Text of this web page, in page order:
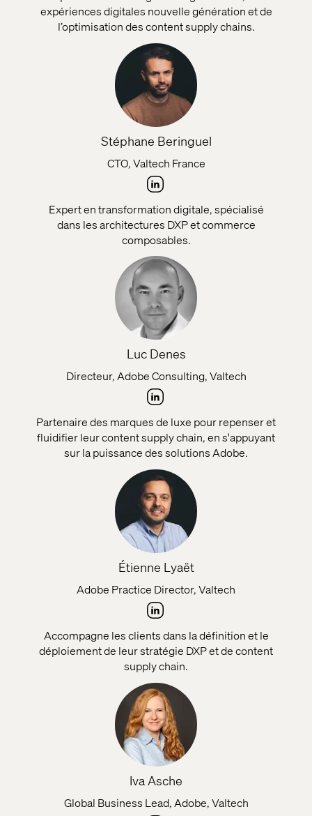
expériences digitales nouvelle génération et de
l’optimisation des content supply chains.
Stéphane Beringuel
CTO, Valtech France
Expert en transformation digitale, spécialisé
dans les architectures DXP et commerce
composables.
Luc Denes
Directeur, Adobe Consulting, Valtech
Partenaire des marques de luxe pour repenser et
fluidifier leur content supply chain, en s'appuyant
sur la puissance des solutions Adobe.
Étienne Lyaët
Adobe Practice Director, Valtech
Accompagne les clients dans la définition et le
déploiement de leur stratégie DXP et de content
supply chain.
Iva Asche
Global Business Lead, Adobe, Valtech